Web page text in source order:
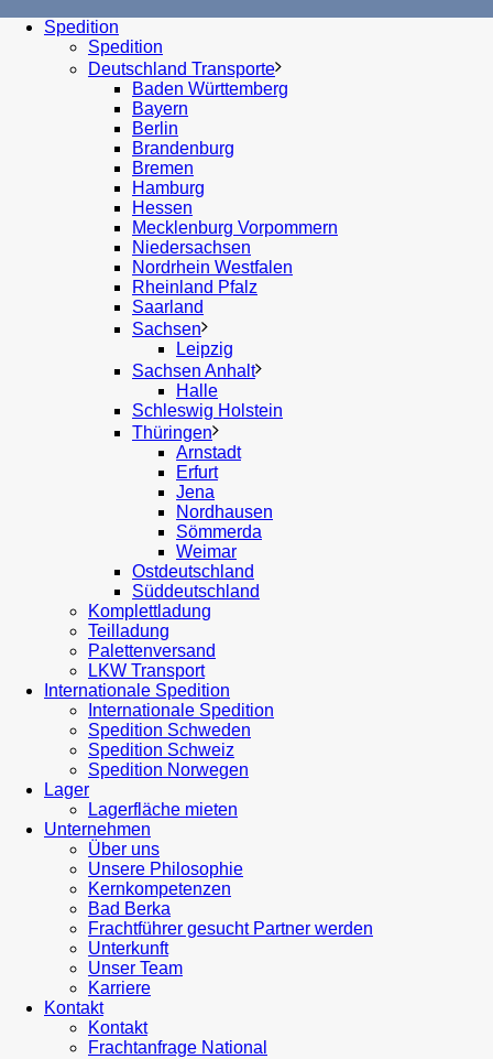
Spedition
Spedition
Deutschland Transporte
Baden Württemberg
Bayern
Berlin
Brandenburg
Bremen
Hamburg
Hessen
Mecklenburg Vorpommern
Niedersachsen
Nordrhein Westfalen
Rheinland Pfalz
Saarland
Sachsen
Leipzig
Sachsen Anhalt
Halle
Schleswig Holstein
Thüringen
Arnstadt
Erfurt
Jena
Nordhausen
Sömmerda
Weimar
Ostdeutschland
Süddeutschland
Komplettladung
Teilladung
Palettenversand
LKW Transport
Internationale Spedition
Internationale Spedition
Spedition Schweden
Spedition Schweiz
Spedition Norwegen
Lager
Lagerfläche mieten
Unternehmen
Über uns
Unsere Philosophie
Kernkompetenzen
Bad Berka
Frachtführer gesucht Partner werden
Unterkunft
Unser Team
Karriere
Kontakt
Kontakt
Frachtanfrage National